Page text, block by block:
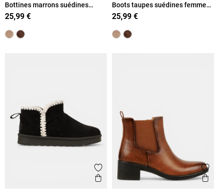
Bottines marrons suédines
femme (36-41)
25,99 €
Boots taupes suédines femme
(36-41)
25,99 €
Ajouter aux favoris
Aperçu rapide